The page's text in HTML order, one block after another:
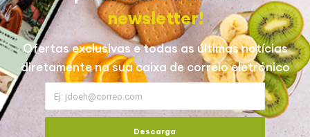
newsletter!
Ofertas exclusivas e todas as últimas notícias
diretamente na sua caixa de correio eletrónico
Descarga